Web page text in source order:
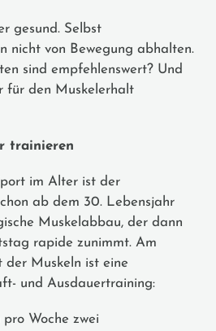
gesund. Selbst
nicht von Bewegung abhalten.
sind empfehlenswert? Und
für den Muskelerhalt
trainieren
im Alter ist der
ab dem 30. Lebensjahr
Muskelabbau, der dann
rapide zunimmt. Am
der Muskeln ist eine
und Ausdauertraining:
Woche zwei